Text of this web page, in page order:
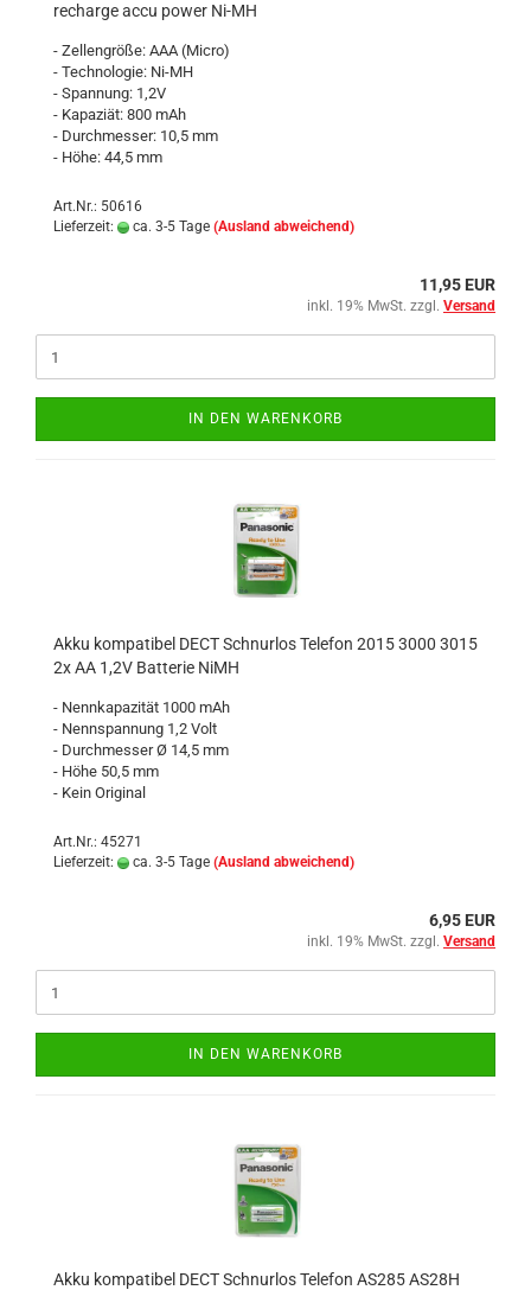
recharge accu power Ni-MH
- Zellengröße: AAA (Micro)
- Technologie: Ni-MH
- Spannung: 1,2V
- Kapaziät: 800 mAh
- Durchmesser: 10,5 mm
- Höhe: 44,5 mm
Art.Nr.: 50616
Lieferzeit:
ca. 3-5 Tage (Ausland abweichend)
11,95 EUR
inkl. 19% MwSt. zzgl. Versand
IN DEN WARENKORB
Akku kompatibel DECT Schnurlos Telefon 2015 3000 3015
2x AA 1,2V Batterie NiMH
- Nennkapazität 1000 mAh
- Nennspannung 1,2 Volt
- Durchmesser Ø 14,5 mm
- Höhe 50,5 mm
- Kein Original
Art.Nr.: 45271
Lieferzeit:
ca. 3-5 Tage (Ausland abweichend)
6,95 EUR
inkl. 19% MwSt. zzgl. Versand
IN DEN WARENKORB
Akku kompatibel DECT Schnurlos Telefon AS285 AS28H